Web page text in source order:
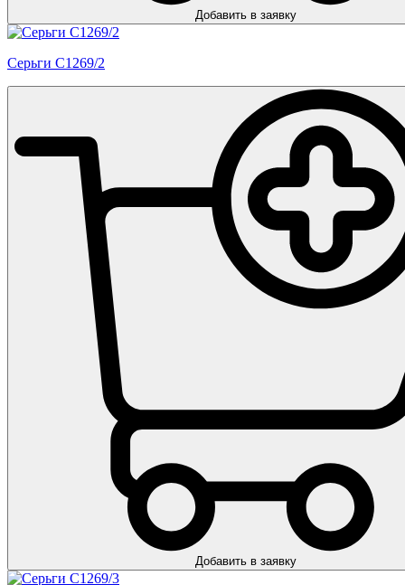
Добавить в заявку
Серьги С1269/2
Добавить в заявку